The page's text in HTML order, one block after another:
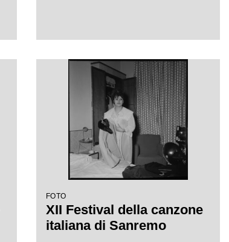
FOTO
XII Festival della canzone
italiana di Sanremo